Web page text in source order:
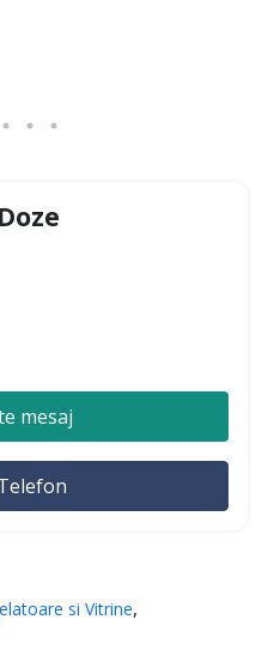
si Vitrine
mesaj